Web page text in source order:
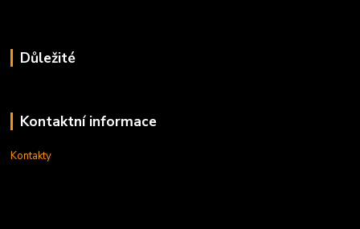
Důležité
Kontaktní informace
Kontakty